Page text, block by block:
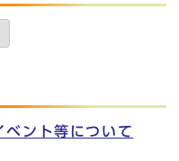
ント等について